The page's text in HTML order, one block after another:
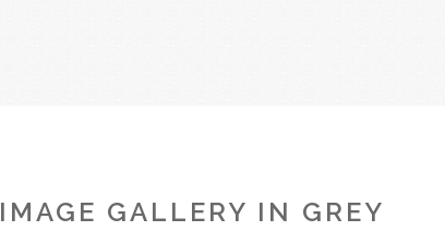
IMAGE GALLERY IN GREY